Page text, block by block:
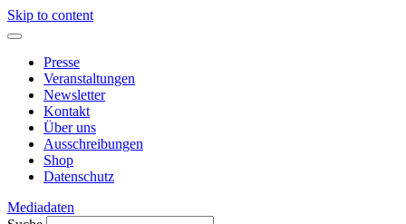
Skip to content
Presse
Veranstaltungen
Newsletter
Kontakt
Über uns
Ausschreibungen
Shop
Datenschutz
Mediadaten